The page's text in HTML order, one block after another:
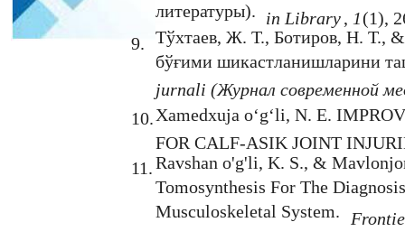
литературы). in Library, 1(1),
9. Тўхтаев, Ж. Т., Ботиров, Н. Т.,
бўғими шикастланишларини
jurnali (Журнал современной
10.Xamedxuja o‘g‘li, N. E.
FOR CALF-ASIK JOINT
11.Ravshan o'g'li, K. S., &
Tomosynthesis For The
Musculoskeletal System.